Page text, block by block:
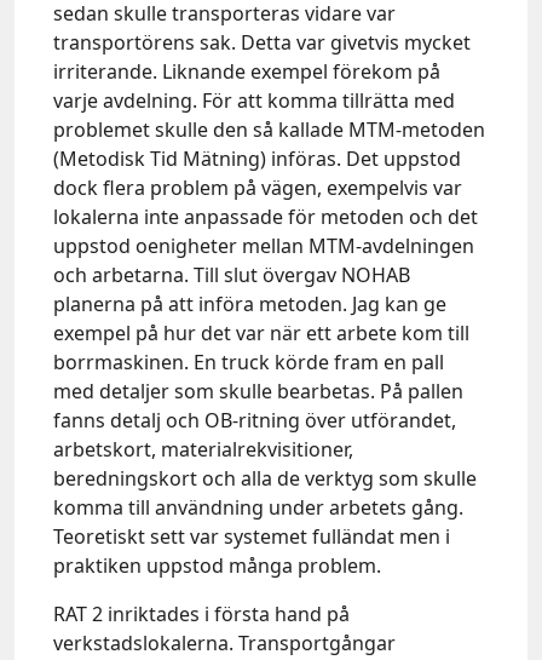
sedan skulle transporteras vidare var
transportörens sak. Detta var givetvis mycket
irriterande. Liknande exempel förekom på
varje avdelning. För att komma tillrätta med
problemet skulle den så kallade MTM-metoden
(Metodisk Tid Mätning) införas. Det uppstod
dock flera problem på vägen, exempelvis var
lokalerna inte anpassade för metoden och det
uppstod oenigheter mellan MTM-avdelningen
och arbetarna. Till slut övergav NOHAB
planerna på att införa metoden. Jag kan ge
exempel på hur det var när ett arbete kom till
borrmaskinen. En truck körde fram en pall
med detaljer som skulle bearbetas. På pallen
fanns detalj och OB-ritning över utförandet,
arbetskort, materialrekvisitioner,
beredningskort och alla de verktyg som skulle
komma till användning under arbetets gång.
Teoretiskt sett var systemet fulländat men i
praktiken uppstod många problem.
RAT 2 inriktades i första hand på
verkstadslokalerna. Transportgångar